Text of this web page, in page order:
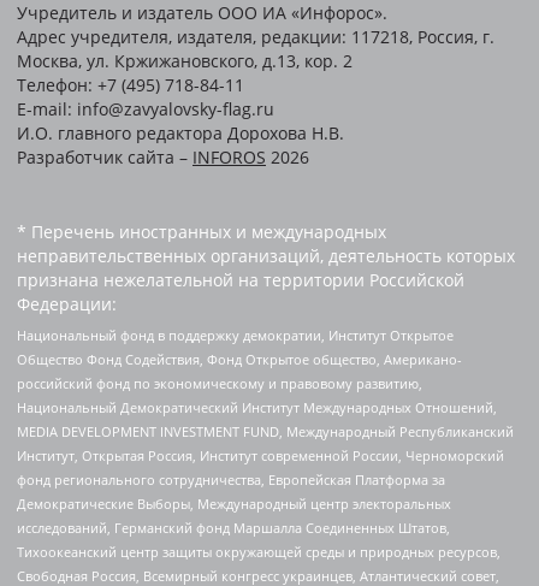
Учредитель и издатель ООО ИА «Инфорос».
Адрес учредителя, издателя, редакции: 117218, Россия, г.
Москва, ул. Кржижановского, д.13, кор. 2
Телефон: +7 (495) 718-84-11
E-mail: info@zavyalovsky-flag.ru
И.О. главного редактора Дорохова Н.В.
Разработчик сайта – INFOROS 2026
* Перечень иностранных и международных
неправительственных организаций, деятельность которых
признана нежелательной на территории Российской
Федерации:
Национальный фонд в поддержку демократии, Институт Открытое
Общество Фонд Содействия, Фонд Открытое общество, Американо-
российский фонд по экономическому и правовому развитию,
Национальный Демократический Институт Международных Отношений,
MEDIA DEVELOPMENT INVESTMENT FUND, Международный Республиканский
Институт, Открытая Россия, Институт современной России, Черноморский
фонд регионального сотрудничества, Европейская Платформа за
Демократические Выборы, Международный центр электоральных
исследований, Германский фонд Маршалла Соединенных Штатов,
Тихоокеанский центр защиты окружающей среды и природных ресурсов,
Свободная Россия, Всемирный конгресс украинцев, Атлантический совет,